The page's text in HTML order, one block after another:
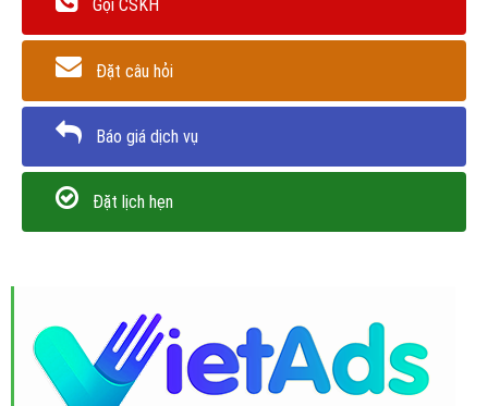
Gọi CSKH
Đặt câu hỏi
Báo giá dịch vụ
Đặt lịch hẹn